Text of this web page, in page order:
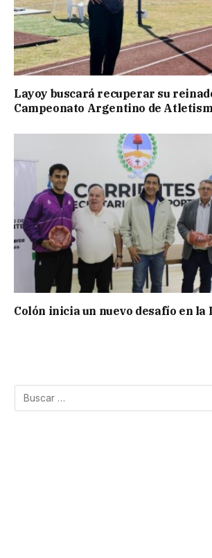
Layoy buscará recuperar su
Campeonato Argentino de
Colón inicia un nuevo desafío en